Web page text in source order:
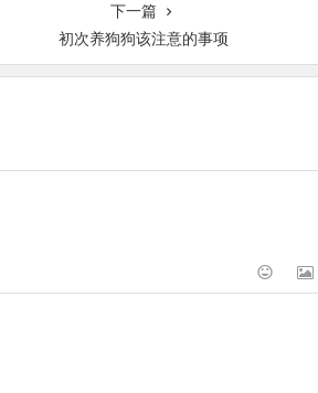
下一篇
初次养狗狗该注意的事项